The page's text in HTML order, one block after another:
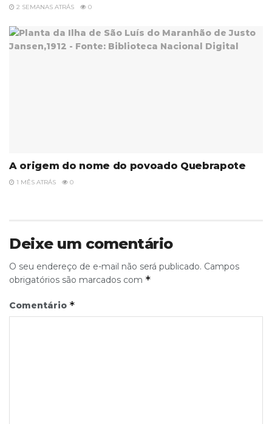
2 SEMANAS ATRÁS 0
A origem do nome do povoado Quebrapote
1 MÊS ATRÁS 0
Deixe um comentário
O seu endereço de e-mail não será publicado. Campos
obrigatórios são marcados com *
Comentário *